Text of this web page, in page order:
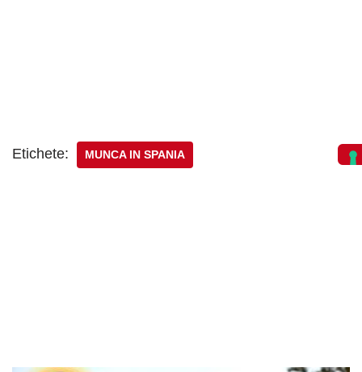
Etichete: MUNCA IN SPANIA